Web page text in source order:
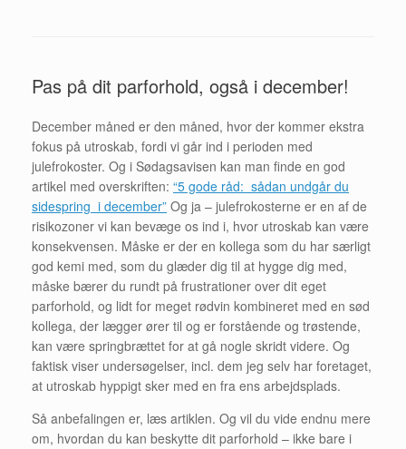
Pas på dit parforhold, også i december!
December måned er den måned, hvor der kommer ekstra
fokus på utroskab, fordi vi går ind i perioden med
julefrokoster. Og i Sødagsavisen kan man finde en god
artikel med overskriften: “5 gode råd: sådan undgår du
sidespring i december” Og ja – julefrokosterne er en af de
risikozoner vi kan bevæge os ind i, hvor utroskab kan være
konsekvensen. Måske er der en kollega som du har særligt
god kemi med, som du glæder dig til at hygge dig med,
måske bærer du rundt på frustrationer over dit eget
parforhold, og lidt for meget rødvin kombineret med en sød
kollega, der lægger ører til og er forstående og trøstende,
kan være springbrættet for at gå nogle skridt videre. Og
faktisk viser undersøgelser, incl. dem jeg selv har foretaget,
at utroskab hyppigt sker med en fra ens arbejdsplads.
Så anbefalingen er, læs artiklen. Og vil du vide endnu mere
om, hvordan du kan beskytte dit parforhold – ikke bare i